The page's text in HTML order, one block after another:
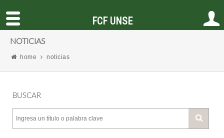
NOTICIAS
home noticias
BUSCAR
FCF UNSE